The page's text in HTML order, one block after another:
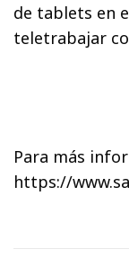
de tablets en
teletrabajar
Para más
https://